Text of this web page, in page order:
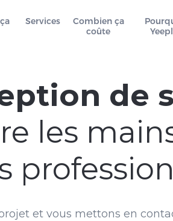
Services
Combien ça
coûte
de
les
et vous mettons en